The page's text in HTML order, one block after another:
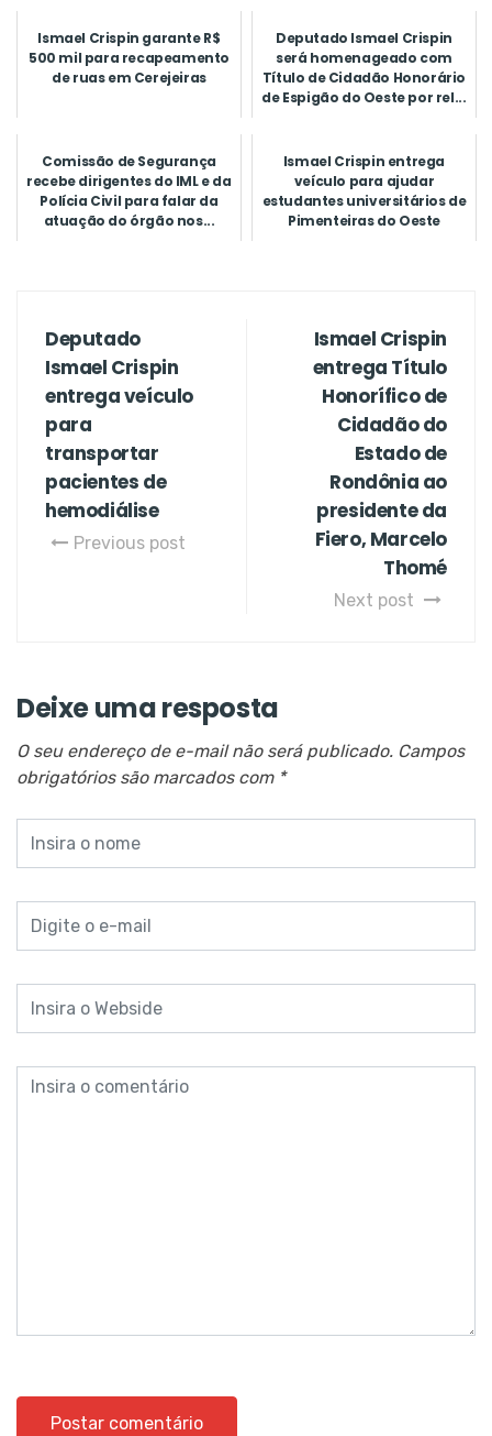
Ismael Crispin garante R$
500 mil para recapeamento
de ruas em Cerejeiras
Deputado Ismael Crispin
será homenageado com
Título de Cidadão Honorário
de Espigão do Oeste por rel...
Comissão de Segurança
recebe dirigentes do IML e da
Polícia Civil para falar da
atuação do órgão nos...
Ismael Crispin entrega
veículo para ajudar
estudantes universitários de
Pimenteiras do Oeste
Deputado
Ismael Crispin
entrega veículo
para
transportar
pacientes de
hemodiálise
Previous post
Ismael Crispin
entrega Título
Honorífico de
Cidadão do
Estado de
Rondônia ao
presidente da
Fiero, Marcelo
Thomé
Next post
Deixe uma resposta
O seu endereço de e-mail não será publicado. Campos
obrigatórios são marcados com *